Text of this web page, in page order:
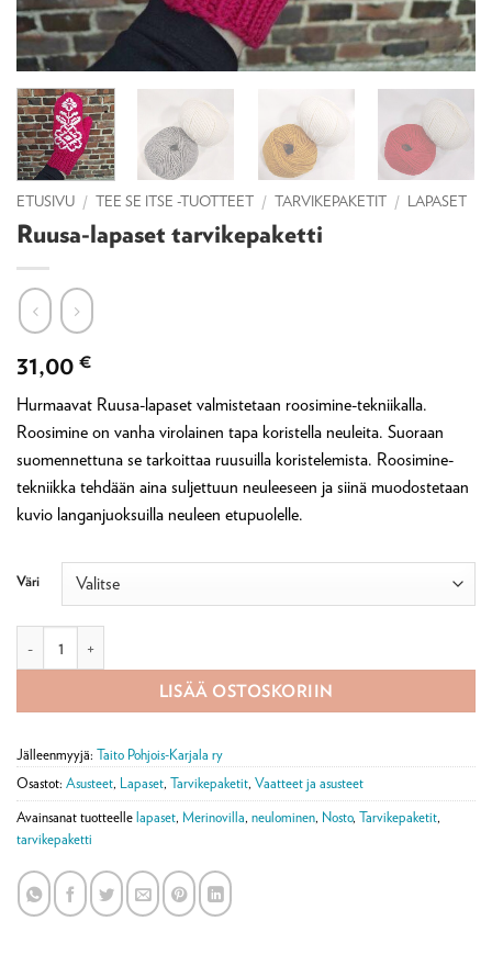
ETUSIVU / TEE SE ITSE -TUOTTEET / TARVIKEPAKETIT / LAPASET
Ruusa-lapaset tarvikepaketti
31,00 €
Hurmaavat Ruusa-lapaset valmistetaan roosimine-tekniikalla.
Roosimine on vanha virolainen tapa koristella neuleita. Suoraan
suomennettuna se tarkoittaa ruusuilla koristelemista. Roosimine-
tekniikka tehdään aina suljettuun neuleeseen ja siinä muodostetaan
kuvio langanjuoksuilla neuleen etupuolelle.
Väri
LISÄÄ OSTOSKORIIN
Jälleenmyyjä: Taito Pohjois-Karjala ry
Osastot: Asusteet, Lapaset, Tarvikepaketit, Vaatteet ja asusteet
Avainsanat tuotteelle lapaset, Merinovilla, neulominen, Nosto, Tarvikepaketit,
tarvikepaketti